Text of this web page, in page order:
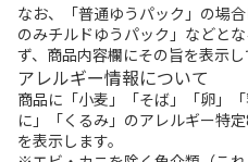
なお、「普通ゆうパック」の場
のみチルドゆうパック」などと
ず、商品内容欄にその旨を表示し
アレルギー情報について
商品に「小麦」「そば」「卵」
に」「くるみ」のアレルギー特
を表示します。